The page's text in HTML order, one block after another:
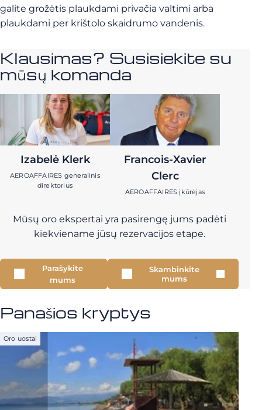
galite grožėtis plaukdami privačia valtimi arba
plaukdami per krištolo skaidrumo vandenis.
Klausimas? Susisiekite su
mūsų komanda
Izabelė Klerk
AEROAFFAIRES generalinis
direktorius
Francois-Xavier
Clerc
AEROAFFAIRES įkūrėjas
Mūsų oro ekspertai yra pasirengę jums padėti
kiekviename jūsų rezervacijos etape.
Parašykite
mums
Skambinkite
mums
Panašios kryptys
Oro uostai